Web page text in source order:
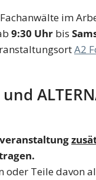
im
9:30 Uhr bis
A2
oder Teile